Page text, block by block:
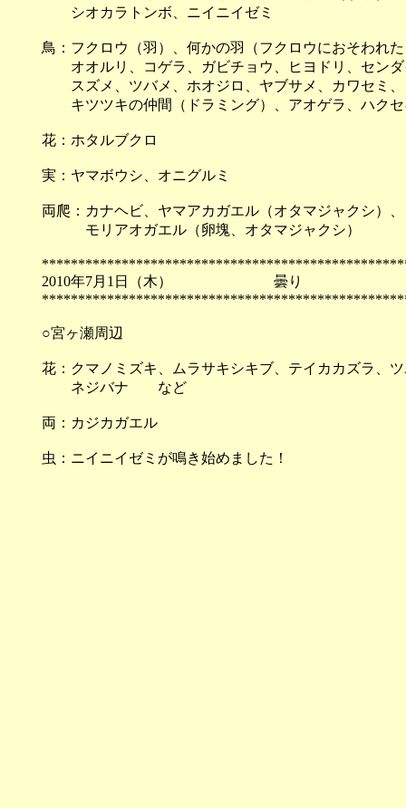
シオカラトンボ、ニイニイゼミ
鳥：フクロウ（羽）、何かの羽（フクロウにおそわれ
オオルリ、コゲラ、ガビチョウ、ヒヨドリ、センダ
スズメ、ツバメ、ホオジロ、ヤブサメ、カワセミ、
キツツキの仲間（ドラミング）、アオゲラ、ハクセ
花：ホタルブクロ
実：ヤマボウシ、オニグルミ
両爬：カナヘビ、ヤマアカガエル（オタマジャクシ）、
モリアオガエル（卵塊、オタマジャクシ）
2010年7月1日（木） 曇
○宮ヶ瀬周辺
花：クマノミズキ、ムラサキシキブ、テイカカズラ、
ネジバナ など
両：カジカガエル
虫：ニイニイゼミが鳴き始めました！